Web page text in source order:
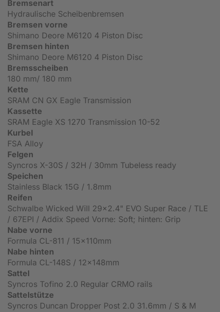
Bremsenart
Hydraulische Scheibenbremsen
Bremsen vorne
Shimano Deore M6120 4 Piston Disc
Bremsen hinten
Shimano Deore M6120 4 Piston Disc
Bremsscheiben
180 mm/ 180 mm
Kette
SRAM CN GX Eagle Transmission
Kassette
SRAM Eagle XS 1270 Transmission 10-52
Kurbel
FSA Alloy
Felgen
Syncros X-30S / 32H / 30mm Tubeless ready
Speichen
Stainless Black 15G / 1.8mm
Reifen
Schwalbe Wicked Will 29x2.4" EVO Super Race / TLE
/ 67EPI / Addix Speed Vorne: Soft; hinten: Grip
Nabe vorne
Formula CL-811 / 15x110mm
Nabe hinten
Formula CL-148S / 12x148mm
Sattel
Syncros Tofino 2.0 Regular CRMO rails
Sattelstütze
Syncros Duncan Dropper Post 2.0 31.6mm / S & M